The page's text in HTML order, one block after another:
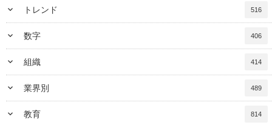
keyboard_arrow_down トレンド 516
keyboard_arrow_down 数字 406
keyboard_arrow_down 組織 414
keyboard_arrow_down 業界別 489
keyboard_arrow_down 教育 814